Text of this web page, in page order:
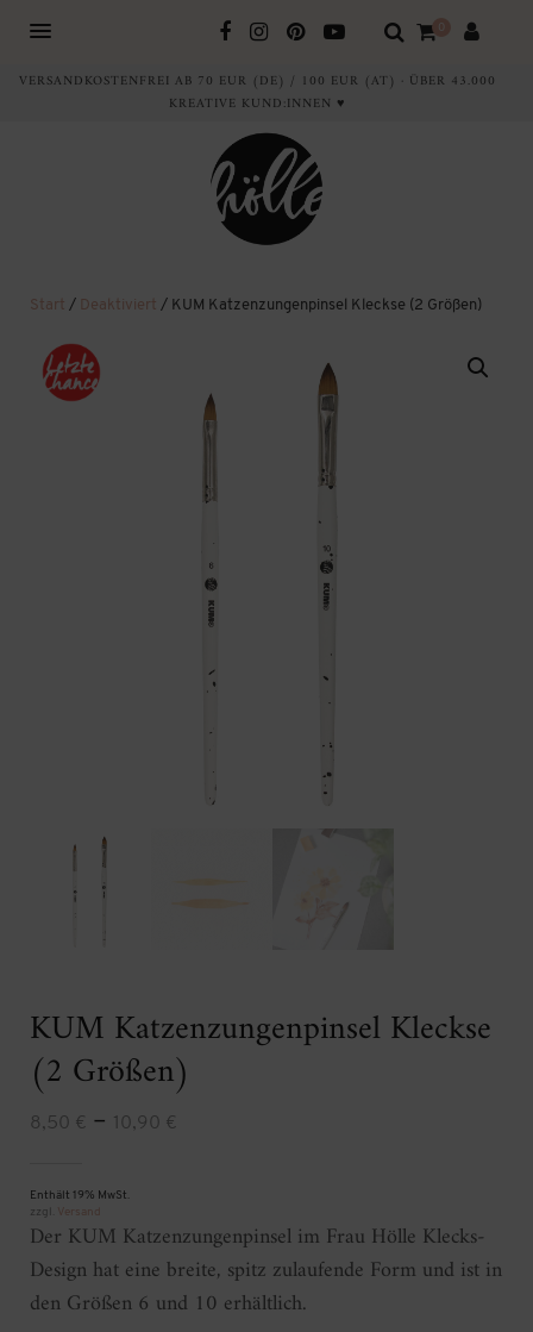
0
VERSANDKOSTENFREI AB 70 EUR (DE) / 100 EUR (AT) · ÜBER 43.000
KREATIVE KUND:INNEN ♥
Start / Deaktiviert / KUM Katzenzungenpinsel Kleckse (2 Größen)
KUM Katzenzungenpinsel Kleckse
(2 Größen)
8,50 € – 10,90 €
10,90 €
Enthält 19% MwSt.
zzgl. Versand
Der KUM Katzenzungenpinsel im Frau Hölle Klecks-
Design hat eine breite, spitz zulaufende Form und ist in
den Größen 6 und 10 erhältlich.